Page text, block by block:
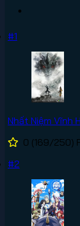
#1
Nhất Niệm Vĩnh
0 (169/250)
#2